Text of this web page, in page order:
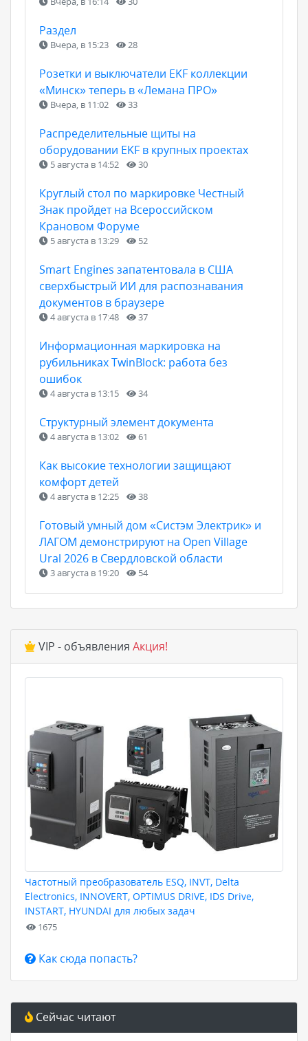
Раздел
Вчера, в 15:23 28
Розетки и выключатели EKF коллекции
«Минск» теперь в «Лемана ПРО»
Вчера, в 11:02 33
Распределительные щиты на
оборудовании EKF в крупных проектах
5 августа в 14:52 30
Круглый стол по маркировке Честный
Знак пройдет на Всероссийском
Крановом Форуме
5 августа в 13:29 52
Smart Engines запатентовала в США
сверхбыстрый ИИ для распознавания
документов в браузере
4 августа в 17:48 37
Информационная маркировка на
рубильниках TwinBlock: работа без
ошибок
4 августа в 13:15 34
Структурный элемент документа
4 августа в 13:02 61
Как высокие технологии защищают
комфорт детей
4 августа в 12:25 38
Готовый умный дом «Систэм Электрик» и
ЛАГОМ демонстрируют на Open Village
Ural 2026 в Свердловской области
3 августа в 19:20 54
VIP - объявления Акция!
Частотный преобразователь ESQ, INVT, Delta
Electronics, INNOVERT, OPTIMUS DRIVE, IDS Drive,
INSTART, HYUNDAI для любых задач
1675
Как сюда попасть?
Сейчас читают